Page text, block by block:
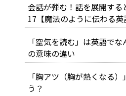
会話が弾む！話を展開する
17【魔法のように伝わる英
「空気を読む」は英語で
の意味の違い
「胸アツ（胸が熱くなる
う？